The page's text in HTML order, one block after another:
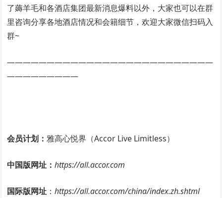
了薅羊毛和各酒店集团最新消息爆料以外，大家也可以在群
里咨询分享各地酒店情况和会籍细节，欢迎大家微信扫码入
群~
——————————————————————————
—————————
会员计划：雅高心悦界（Accor Live Limitless）
中国版网址：https://all.accor.com
国际版网址 ：https://all.accor.com/china/index.zh.shtml